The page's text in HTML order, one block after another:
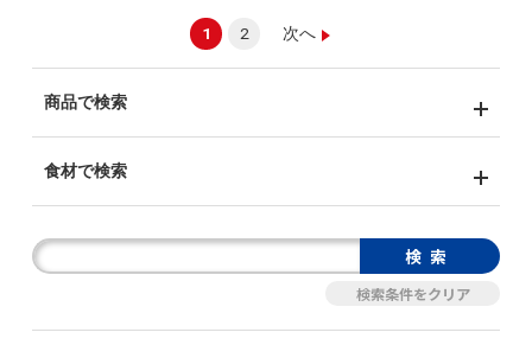
1 2 次へ
商品で検索
食材で検索